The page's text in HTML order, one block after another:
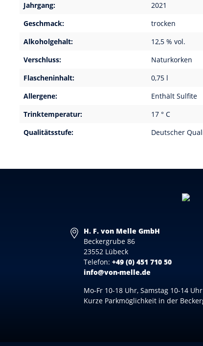
Jahrgang:
2021
Geschmack:
trocken
Alkoholgehalt:
12,5 % vol.
Verschluss:
Naturkorken
Flascheninhalt:
0,75 l
Allergene:
Enthält Sulfite
Trinktemperatur:
17 ° C
Qualitätsstufe:
Deutscher
H. F. von Melle GmbH
Beckergrube 86
23552 Lübeck
Telefon:+49 (0) 451 710 50
info@von-melle.de
Mo-Fr 10-18 Uhr, Samstag 10-14 Uhr
Kurze Parkmöglichkeit in der